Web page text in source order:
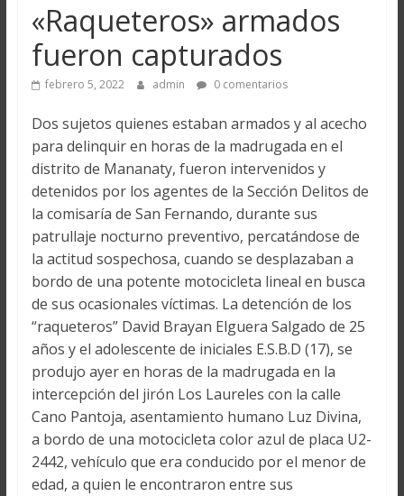
«Raqueteros» armados
fueron capturados
febrero 5, 2022 admin 0 comentarios
Dos sujetos quienes estaban armados y al acecho
para delinquir en horas de la madrugada en el
distrito de Mananaty, fueron intervenidos y
detenidos por los agentes de la Sección Delitos de
la comisaría de San Fernando, durante sus
patrullaje nocturno preventivo, percatándose de
la actitud sospechosa, cuando se desplazaban a
bordo de una potente motocicleta lineal en busca
de sus ocasionales víctimas. La detención de los
“raqueteros” David Brayan Elguera Salgado de 25
años y el adolescente de iniciales E.S.B.D (17), se
produjo ayer en horas de la madrugada en la
intercepción del jirón Los Laureles con la calle
Cano Pantoja, asentamiento humano Luz Divina,
a bordo de una motocicleta color azul de placa U2-
2442, vehículo que era conducido por el menor de
edad, a quien le encontraron entre sus